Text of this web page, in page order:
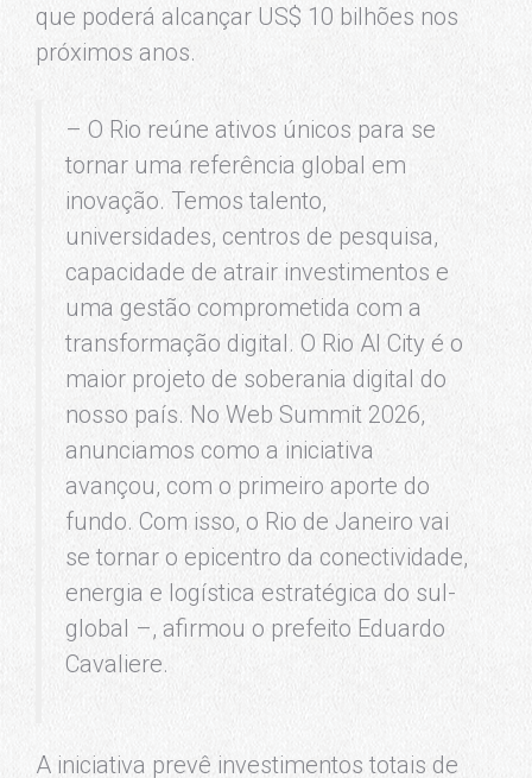
que poderá alcançar US$ 10 bilhões nos
próximos anos.
– O Rio reúne ativos únicos para se
tornar uma referência global em
inovação. Temos talento,
universidades, centros de pesquisa,
capacidade de atrair investimentos e
uma gestão comprometida com a
transformação digital. O Rio AI City é o
maior projeto de soberania digital do
nosso país. No Web Summit 2026,
anunciamos como a iniciativa
avançou, com o primeiro aporte do
fundo. Com isso, o Rio de Janeiro vai
se tornar o epicentro da conectividade,
energia e logística estratégica do sul-
global –, afirmou o prefeito Eduardo
Cavaliere.
A iniciativa prevê investimentos totais de